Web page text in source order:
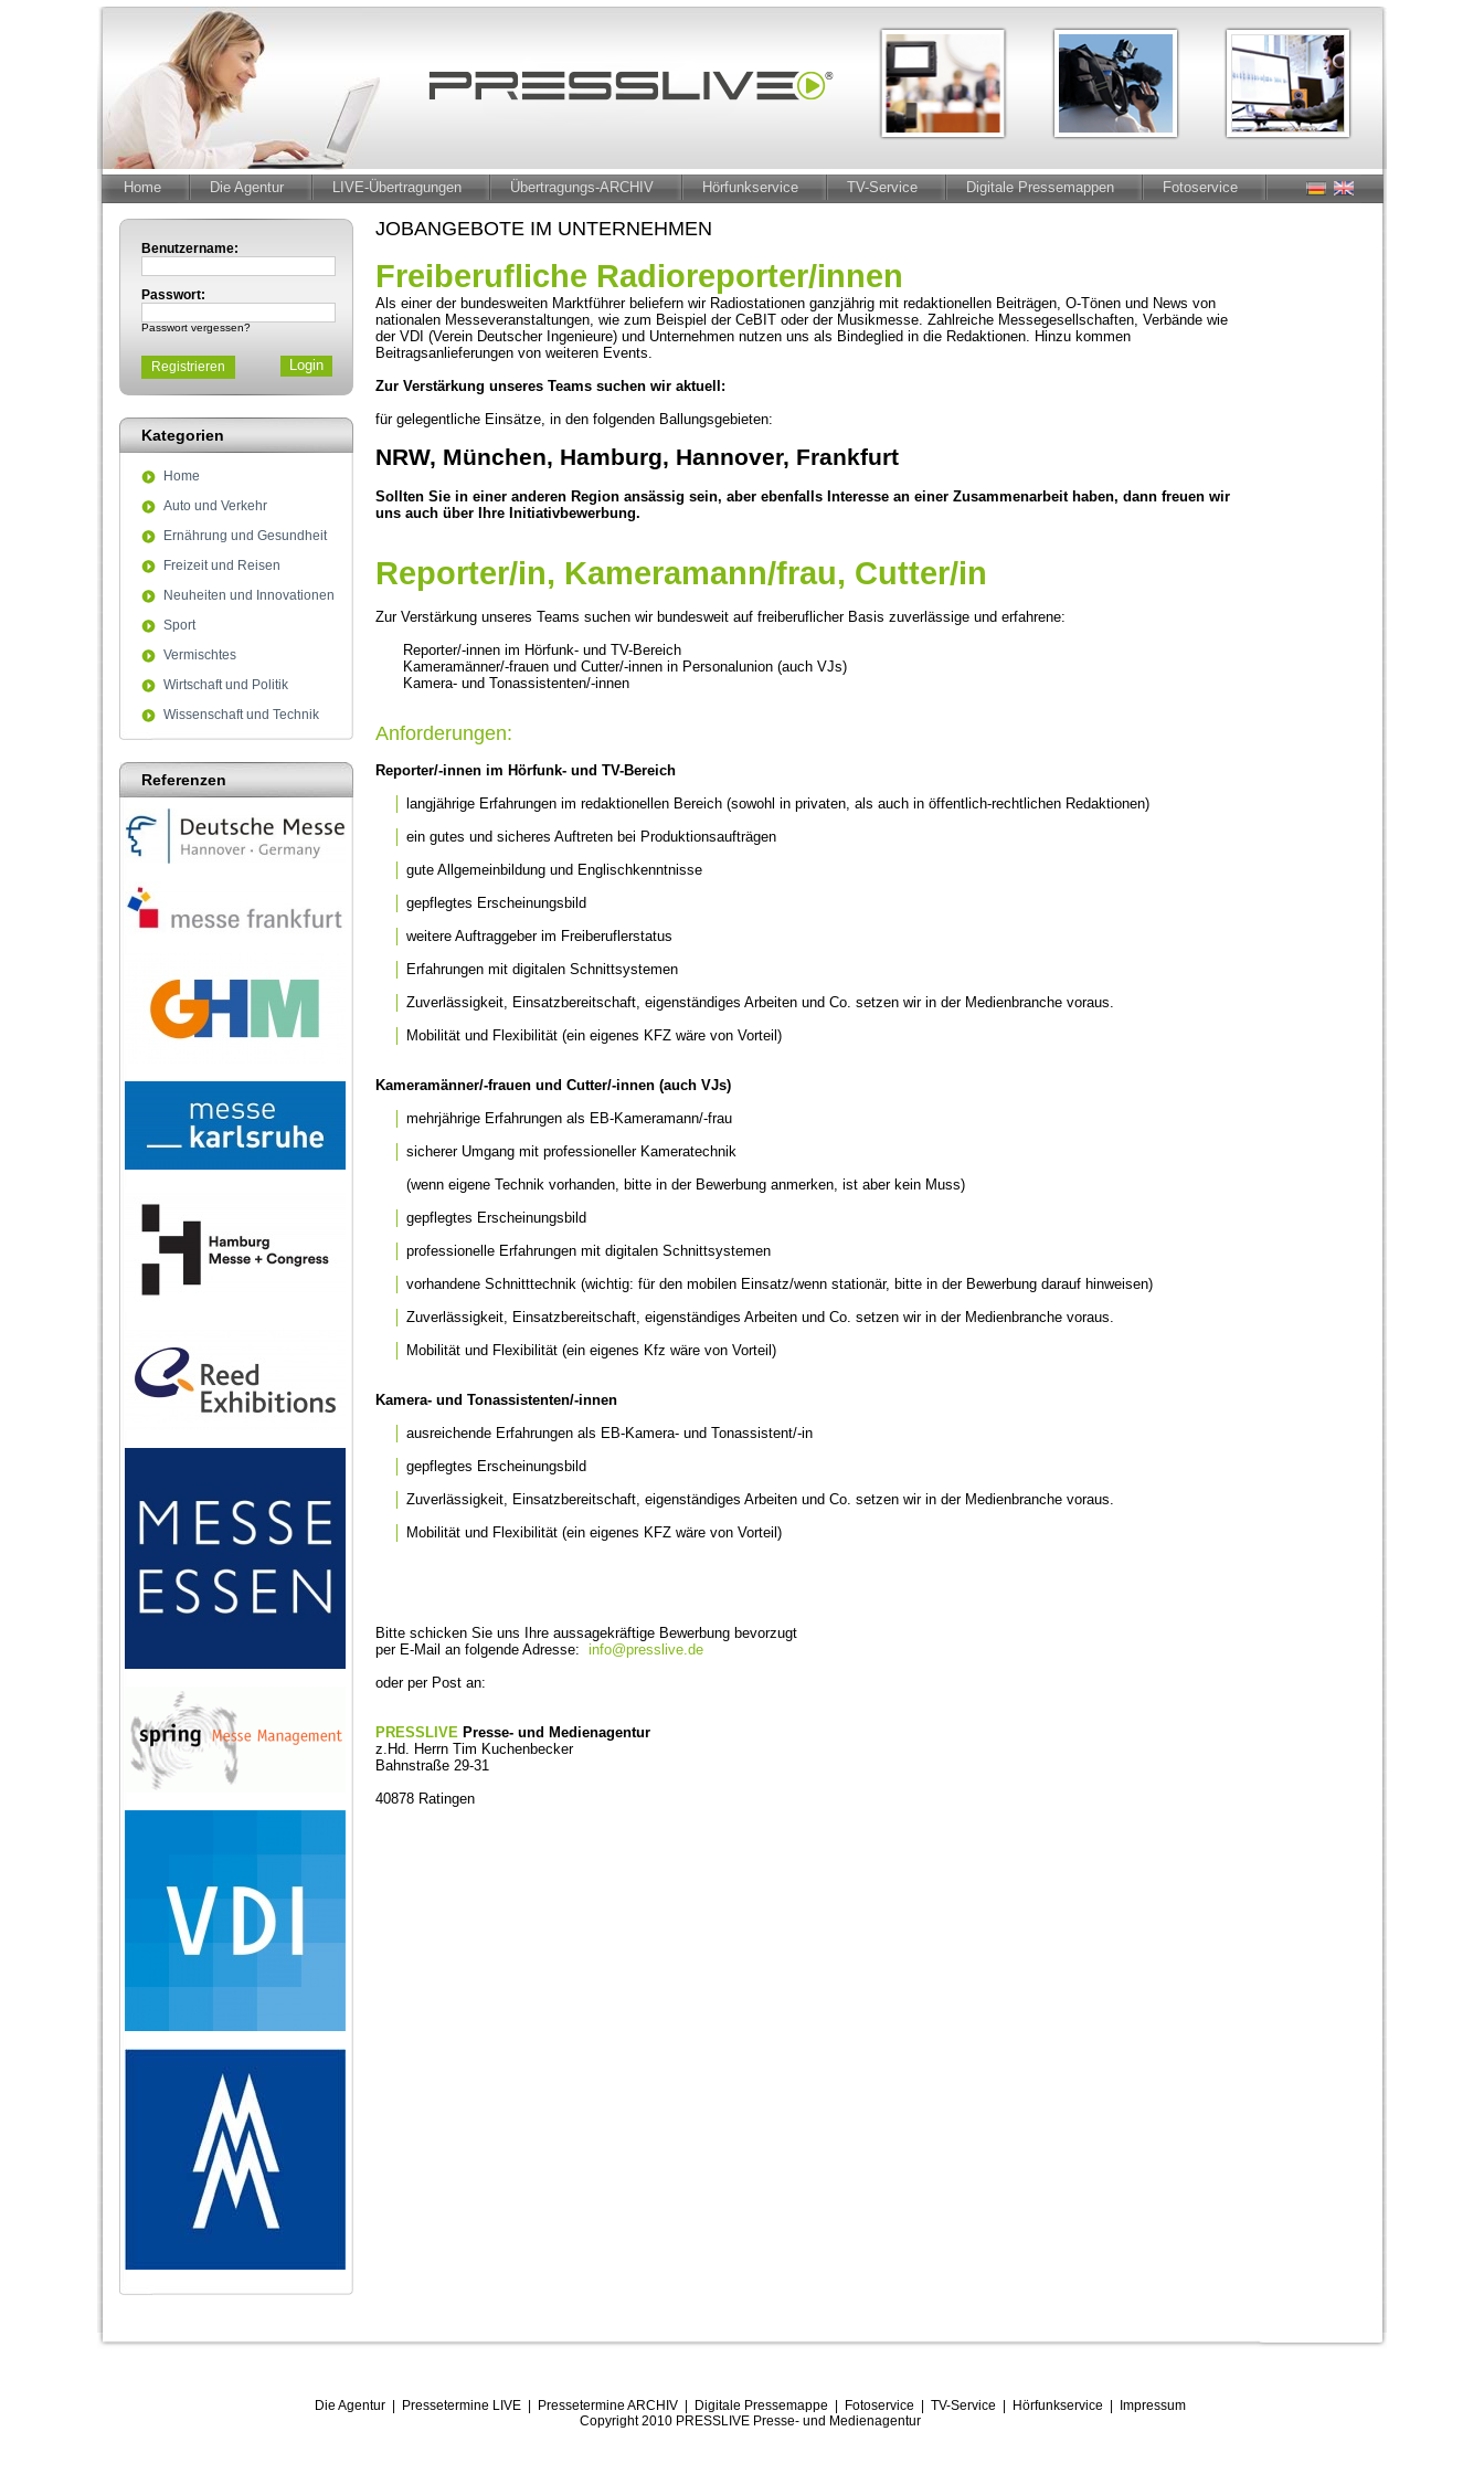
Home Die Agentur LIVE-Übertragungen Übertragungs-ARCHIV Hörfunkservice TV-Service Digitale Pressemappen Fotoservice
Benutzername:
Passwort:
Passwort vergessen?
Registrieren
Kategorien
Home
Auto und Verkehr
Ernährung und Gesundheit
Freizeit und Reisen
Neuheiten und Innovationen
Sport
Vermischtes
Wirtschaft und Politik
Wissenschaft und Technik
Referenzen
JOBANGEBOTE IM UNTERNEHMEN
Freiberufliche Radioreporter/innen
Als einer der bundesweiten Marktführer beliefern wir Radiostationen ganzjährig mit redaktionellen Beiträgen, O-Tönen und News von
nationalen Messeveranstaltungen, wie zum Beispiel der CeBIT oder der Musikmesse. Zahlreiche Messegesellschaften, Verbände wie
der VDI (Verein Deutscher Ingenieure) und Unternehmen nutzen uns als Bindeglied in die Redaktionen. Hinzu kommen
Beitragsanlieferungen von weiteren Events.
Zur Verstärkung unseres Teams suchen wir aktuell:
für gelegentliche Einsätze, in den folgenden Ballungsgebieten:
NRW, München, Hamburg, Hannover, Frankfurt
Sollten Sie in einer anderen Region ansässig sein, aber ebenfalls Interesse an einer Zusammenarbeit haben, dann freuen wir
uns auch über Ihre Initiativbewerbung.
Reporter/in, Kameramann/frau, Cutter/in
Zur Verstärkung unseres Teams suchen wir bundesweit auf freiberuflicher Basis zuverlässige und erfahrene:
Reporter/-innen im Hörfunk- und TV-Bereich
Kameramänner/-frauen und Cutter/-innen in Personalunion (auch VJs)
Kamera- und Tonassistenten/-innen
Anforderungen:
Reporter/-innen im Hörfunk- und TV-Bereich
langjährige Erfahrungen im redaktionellen Bereich (sowohl in privaten, als auch in öffentlich-rechtlichen Redaktionen)
ein gutes und sicheres Auftreten bei Produktionsaufträgen
gute Allgemeinbildung und Englischkenntnisse
gepflegtes Erscheinungsbild
weitere Auftraggeber im Freiberuflerstatus
Erfahrungen mit digitalen Schnittsystemen
Zuverlässigkeit, Einsatzbereitschaft, eigenständiges Arbeiten und Co. setzen wir in der Medienbranche voraus.
Mobilität und Flexibilität (ein eigenes KFZ wäre von Vorteil)
Kameramänner/-frauen und Cutter/-innen (auch VJs)
mehrjährige Erfahrungen als EB-Kameramann/-frau
sicherer Umgang mit professioneller Kameratechnik
(wenn eigene Technik vorhanden, bitte in der Bewerbung anmerken, ist aber kein Muss)
gepflegtes Erscheinungsbild
professionelle Erfahrungen mit digitalen Schnittsystemen
vorhandene Schnitttechnik (wichtig: für den mobilen Einsatz/wenn stationär, bitte in der Bewerbung darauf hinweisen)
Zuverlässigkeit, Einsatzbereitschaft, eigenständiges Arbeiten und Co. setzen wir in der Medienbranche voraus.
Mobilität und Flexibilität (ein eigenes Kfz wäre von Vorteil)
Kamera- und Tonassistenten/-innen
ausreichende Erfahrungen als EB-Kamera- und Tonassistent/-in
gepflegtes Erscheinungsbild
Zuverlässigkeit, Einsatzbereitschaft, eigenständiges Arbeiten und Co. setzen wir in der Medienbranche voraus.
Mobilität und Flexibilität (ein eigenes KFZ wäre von Vorteil)
Bitte schicken Sie uns Ihre aussagekräftige Bewerbung bevorzugt
per E-Mail an folgende Adresse: info@presslive.de
oder per Post an:
PRESSLIVE Presse- und Medienagentur
z.Hd. Herrn Tim Kuchenbecker
Bahnstraße 29-31
40878 Ratingen
Die Agentur Pressetermine LIVE Pressetermine ARCHIV Digitale Pressemappe Fotoservice TV-Service Hörfunkservice
Impressum
Copyright 2010 PRESSLIVE Presse- und Medienagentur